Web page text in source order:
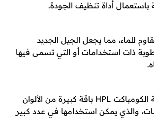
أداة تنظيف الجودة.
للماء، مما يجعل الجيل الجديد
ذات استخدامات أو التي تسمى فيها
كما يوجد من خامة الكومباكت HPL باقة كبيرة من الألوان
والذي يمكن استخدامها في عدد كبير